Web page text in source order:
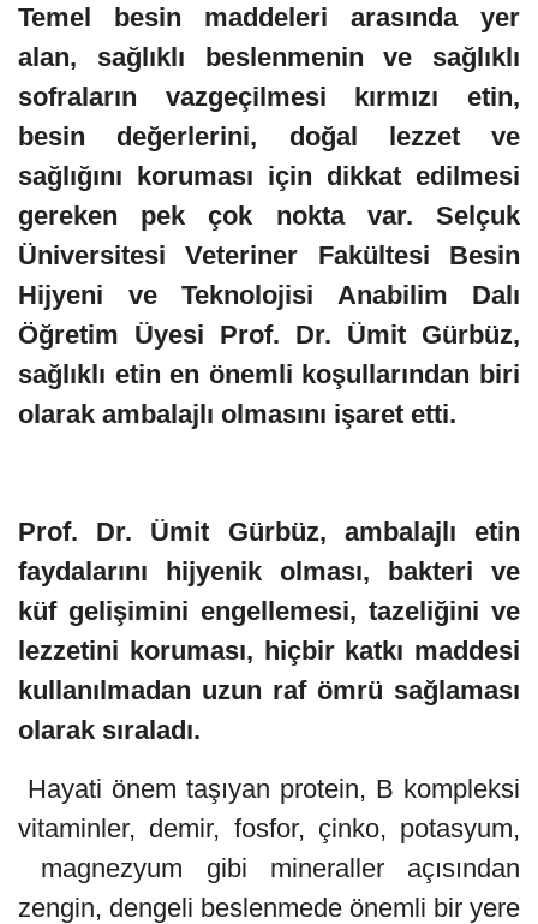
Temel besin maddeleri arasında yer
alan, sağlıklı beslenmenin ve sağlıklı
sofraların vazgeçilmesi kırmızı etin,
besin değerlerini, doğal lezzet ve
sağlığını koruması için dikkat edilmesi
gereken pek çok nokta var. Selçuk
Üniversitesi Veteriner Fakültesi Besin
Hijyeni ve Teknolojisi Anabilim Dalı
Öğretim Üyesi Prof. Dr. Ümit Gürbüz,
sağlıklı etin en önemli koşullarından biri
olarak ambalajlı olmasını işaret etti.
Prof. Dr. Ümit Gürbüz, ambalajlı etin
faydalarını hijyenik olması, bakteri ve
küf gelişimini engellemesi, tazeliğini ve
lezzetini koruması, hiçbir katkı maddesi
kullanılmadan uzun raf ömrü sağlaması
olarak sıraladı.
Hayati önem taşıyan protein, B kompleksi
vitaminler, demir, fosfor, çinko, potasyum,
magnezyum gibi mineraller açısından
zengin, dengeli beslenmede önemli bir yere